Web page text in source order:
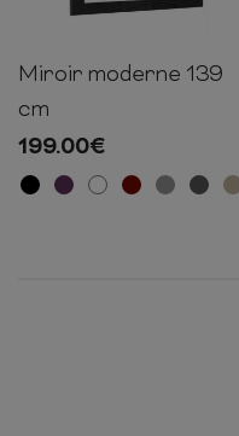
55cm 139cm 2cm
Miroir moderne 139
cm
199.00€